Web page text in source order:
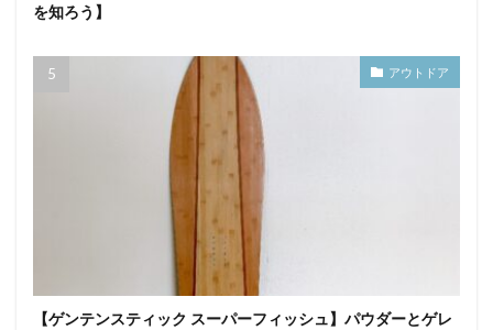
を知ろう】
アウトドア
【ゲンテンスティック スーパーフィッシュ】パウダーとゲレ